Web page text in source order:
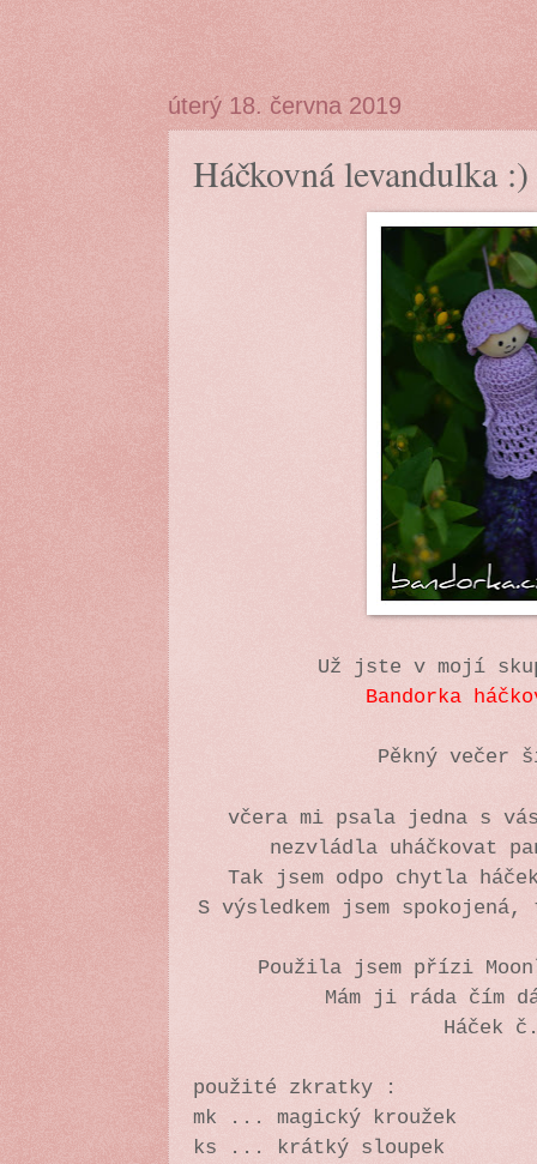
úterý 18. června 2019
Háčkovná levandulka :)
Už jste v mojí
Bandorka
Pěkný večer
včera mi psala jedna s
nezvládla uháčkovat
Tak jsem odpo chytla
S výsledkem jsem
Použila jsem přízi
Mám ji ráda čím
Háček
použité zkratky :
mk ... magický kroužek
ks ... krátký sloupek